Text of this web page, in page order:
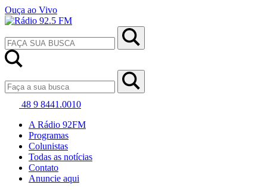
Ouça ao Vivo
48 9 8441.0010
A Rádio 92FM
Programas
Colunistas
Todas as notícias
Contato
Anuncie aqui